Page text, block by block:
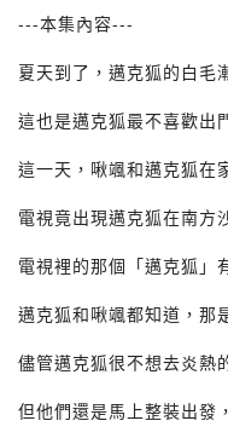
---本集內容---
夏天到了，邁克狐的白毛
這也是邁克狐最不喜歡出
這一天，啾颯和邁克狐在
電視竟出現邁克狐在南方
電視裡的那個「邁克狐」
邁克狐和啾颯都知道，那
儘管邁克狐很不想去炎熱
但他們還是馬上整裝出發